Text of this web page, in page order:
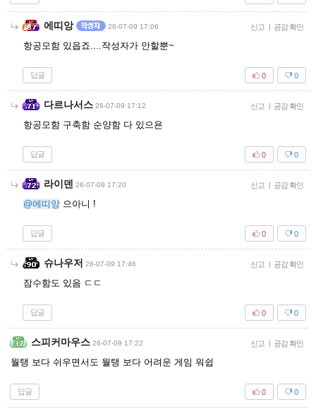
에띠앙 26-07-09 17:06 신고 | 공감 확인
항공모함 있읍죠....작성자가 안할뿐~
답글 0
0
다르나서스 26-07-09 17:12 신고 | 공감 확인
항공모함 구축함 순양함 다 있으욘
답글 0
0
라이덴 26-07-09 17:20 신고 | 공감 확인
@에띠앙 으아니 !
답글 0
0
슈나우저 26-07-09 17:46 신고 | 공감 확인
잠수함도 있음 ㄷㄷ
답글 0
0
스피커마우스 26-07-09 17:22 신고 | 공감 확인
월탱 보다 쉬우면서도 월탱 보다 어려운 게임 워쉽
답글 0
0